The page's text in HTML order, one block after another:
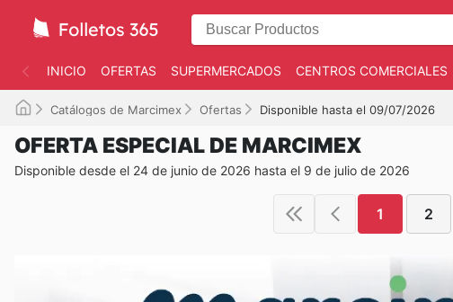
INICIO OFERTAS SUPERMERCADOS CENTROS COMERCIALES
Catálogos de Marcimex Ofertas Disponible hasta el 09/07/2026
OFERTA ESPECIAL DE MARCIMEX
Disponible desde el 24 de junio de 2026 hasta el 9 de julio de 2026
1 2